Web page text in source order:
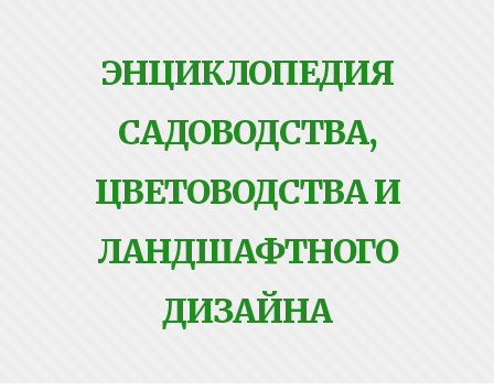
ЭНЦИКЛОПЕДИЯ
САДОВОДСТВА,
ЦВЕТОВОДСТВА И
ЛАНДШАФТНОГО
ДИЗАЙНА